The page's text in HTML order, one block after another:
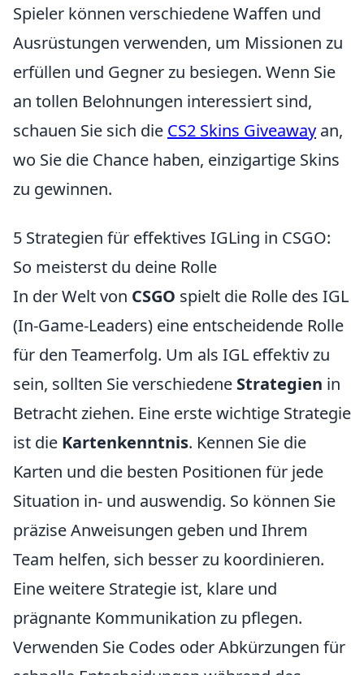
Spieler können verschiedene Waffen und
Ausrüstungen verwenden, um Missionen zu
erfüllen und Gegner zu besiegen. Wenn Sie
an tollen Belohnungen interessiert sind,
schauen Sie sich die CS2 Skins Giveaway an,
wo Sie die Chance haben, einzigartige Skins
zu gewinnen.
5 Strategien für effektives IGLing in CSGO:
So meisterst du deine Rolle
In der Welt von CSGO spielt die Rolle des IGL
(In-Game-Leaders) eine entscheidende Rolle
für den Teamerfolg. Um als IGL effektiv zu
sein, sollten Sie verschiedene Strategien in
Betracht ziehen. Eine erste wichtige Strategie
ist die Kartenkenntnis. Kennen Sie die
Karten und die besten Positionen für jede
Situation in- und auswendig. So können Sie
präzise Anweisungen geben und Ihrem
Team helfen, sich besser zu koordinieren.
Eine weitere Strategie ist, klare und
prägnante Kommunikation zu pflegen.
Verwenden Sie Codes oder Abkürzungen für